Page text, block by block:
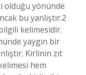
olduğu yönünde
bu yanlıştır.2
kelimesidir.
yaygın bir
Kirlinin zıt
hem